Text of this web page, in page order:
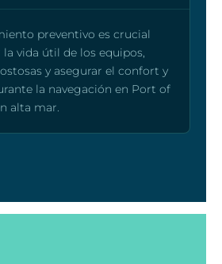
preventivo es crucial
vida útil de los equipos,
y asegurar el confort y
la navegación en Port of
alta mar.